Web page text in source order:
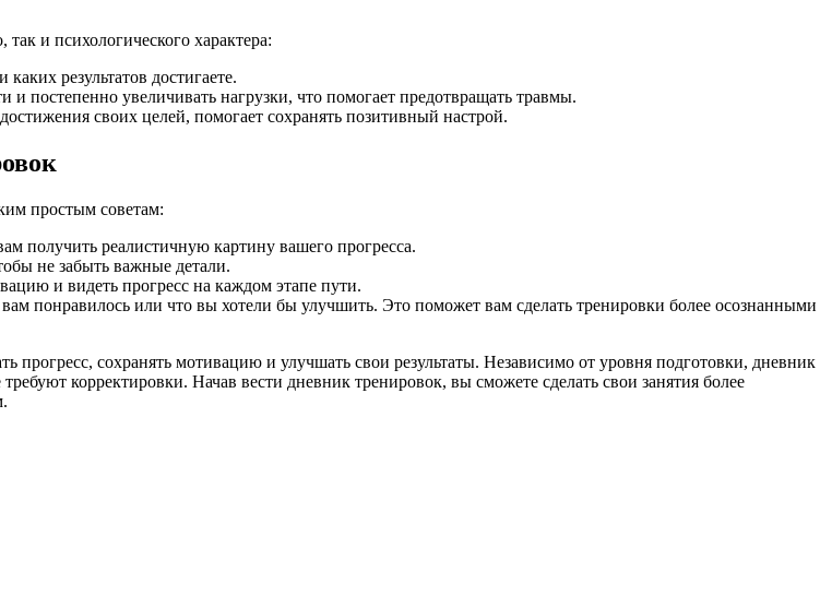
и психологического характера:
результатов достигаете.
и постепенно увеличивать нагрузки, что помогает предотвращать травмы.
своих целей, помогает сохранять позитивный настрой.
простым советам:
получить реалистичную картину вашего прогресса.
не забыть важные детали.
и видеть прогресс на каждом этапе пути.
понравилось или что вы хотели бы улучшить. Это поможет вам сделать тренировки более осознанными
сохранять мотивацию и улучшать свои результаты. Независимо от уровня подготовки, дневник
корректировки. Начав вести дневник тренировок, вы сможете сделать свои занятия более